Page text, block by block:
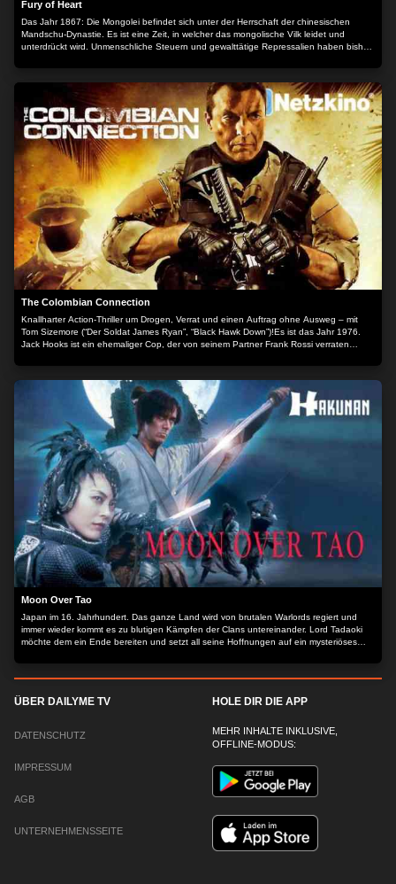
Fury of Heart
Das Jahr 1867: Die Mongolei befindet sich unter der Herrschaft der chinesischen
Mandschu-Dynastie. Es ist eine Zeit, in welcher das mongolische Vilk leidet und
unterdrückt wird. Unmenschliche Steuern und gewalttätige Repressalien haben bisher
ein mann, dessen Herz von Wut getrieben ist. Zusammen mit Gleichgesinnten stellt er
sich den Unterdrückern entgegen und kämpft für die Freiheit seines Landes. Der
Inhalt wird bereitgestellt von: PLAION PICTURES GmbH, Lochhamer Str. 9, 82152
Planegg/München
The Colombian Connection
Knallharter Action-Thriller um Drogen, Verrat und einen Auftrag ohne Ausweg – mit
Tom Sizemore (“Der Soldat James Ryan”, “Black Hawk Down”)!Es ist das Jahr 1976.
Jack Hooks ist ein ehemaliger Cop, der von seinem Partner Frank Rossi verraten
DEA jedoch weiß, dass er zu Unrecht verurteilt wurde und bietet ihm einen Deal an: Er
wird begnadigt, wenn er dabei hilft, seinen alten Freund Frank bei dessen
Drogengeschäften auffliegen zu lassen. Dass es sich bei diesem Deal um ein „Do-or-
Die“-Job handelt ist allen bewusst, denn die Drogenmafia versteht keinen Spaß. Um
das Vertrauen des ebenso mächtigen wie gewalttätigen Drogenboss Carlos Huerta zu
gewinnen muss Jack eine Ladung Drogen durch die Meerenge zwischen Kuba und
Yucatan, genannt „The Eye“, bringen. Hier sind die Polizei und das Militär stets
präsent. Jack nimmt das Risiko auf sich, denn Carlos versorgt Frank mit Drogen und
wird somit zum Ziel für Jacks Auftrag. Aber die Gangster kommen ihm auf die Schliche
und ihm bleibt nur noch die Flucht in den mexikanischen Dschungel…Action on Film
International Film Festival USA 2011 – Best Director, Best Supporting Actor Der Inhalt
wird bereitgestellt von: PLAION PICTURES GmbH, Lochhamer Str. 9, 82152
Planegg/München
Moon Over Tao
Japan im 16. Jahrhundert. Das ganze Land wird von brutalen Warlords regiert und
immer wieder kommt es zu blutigen Kämpfen der Clans untereinander. Lord Tadaoki
möchte dem ein Ende bereiten und setzt all seine Hoffnungen auf ein mysteriöses
Mönch Suikyo, der früher General seiner Armee war, den Ursprung dieser Waffe
herauszufinden. Zur Sicherheit soll ihn der Samurai Hayate Suikyo auf seiner Reise
andere als einfach, denn es erwartet sie eine Gefahr, die nicht von dieser Welt zu
ÜBER DAILYME TV
DATENSCHUTZ
IMPRESSUM
AGB
UNTERNEHMENSSEITE
HOLE DIR DIE APP
MEHR INHALTE INKLUSIVE,
OFFLINE-MODUS: